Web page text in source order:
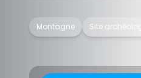
Montagne Site